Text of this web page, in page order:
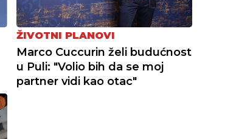
ŽIVOTNI PLANOVI
Marco Cuccurin želi budućnost
u Puli: "Volio bih da se moj
partner vidi kao otac"